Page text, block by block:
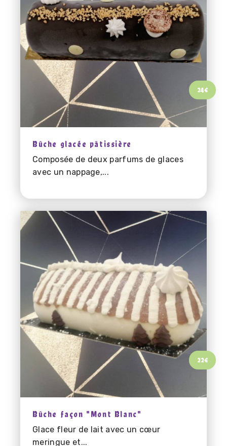
24€
Bûche glacée pâtissière
Composée de deux parfums de glaces
avec un nappage,...
22€
Bûche façon "Mont Blanc"
Glace fleur de lait avec un cœur
meringue et...